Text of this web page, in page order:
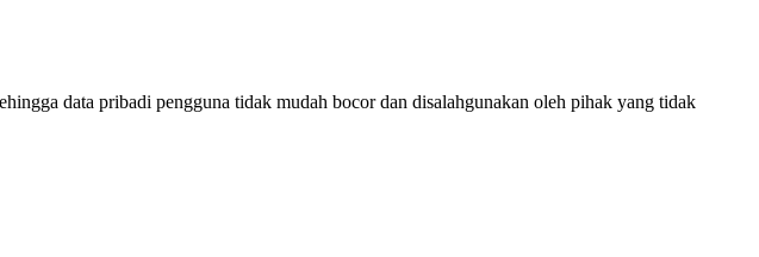
data pribadi pengguna tidak mudah bocor dan disalahgunakan oleh pihak yang tidak